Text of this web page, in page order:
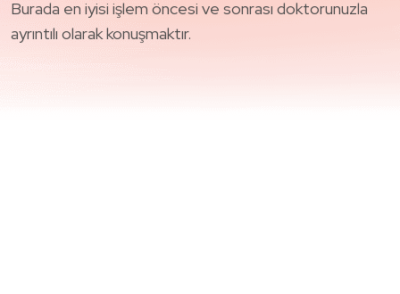
Burada en iyisi işlem öncesi ve sonrası doktorunuzla
ayrıntılı olarak konuşmaktır.